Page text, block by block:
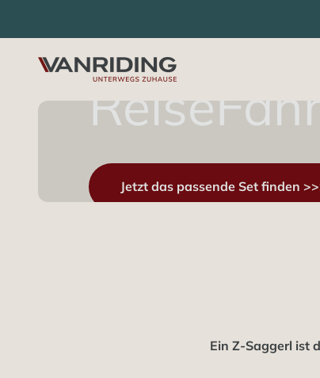
vanriding-shop
Jetzt das passende Set finden
Ein Z-Saggerl ist